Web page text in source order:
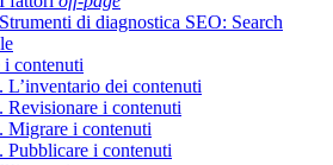
di diagnostica SEO: Search
i contenuti
L’inventario dei contenuti
Revisionare i contenuti
Migrare i contenuti
Pubblicare i contenuti